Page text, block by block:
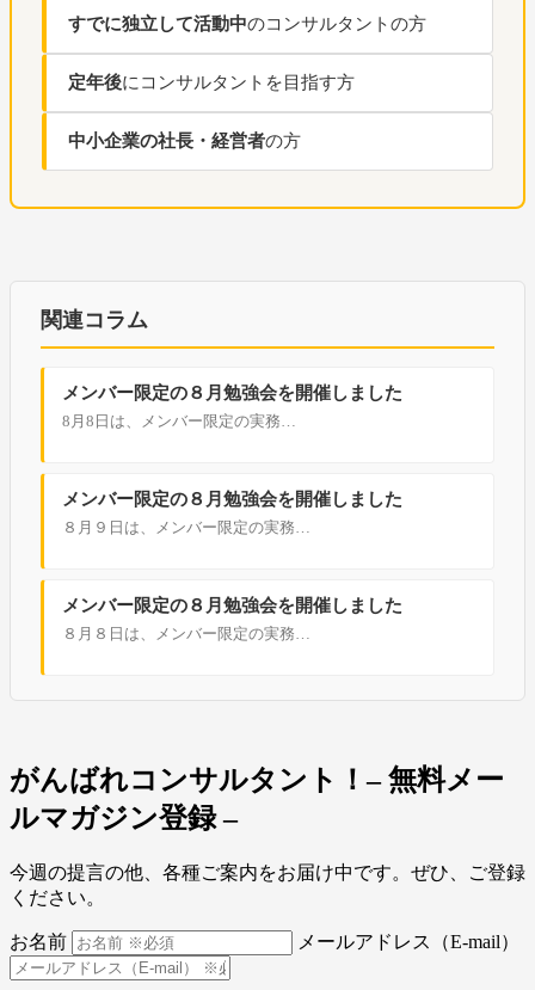
すでに独立して活動中のコンサルタントの方
定年後にコンサルタントを目指す方
中小企業の社長・経営者の方
関連コラム
メンバー限定の８月勉強会を開催しました
8月8日は、メンバー限定の実務…
メンバー限定の８月勉強会を開催しました
８月９日は、メンバー限定の実務…
メンバー限定の８月勉強会を開催しました
８月８日は、メンバー限定の実務…
がんばれコンサルタント！– 無料メー
ルマガジン登録 –
今週の提言の他、各種ご案内をお届け中です。ぜひ、ご登録
ください。
お名前 メールアドレス（E-mail）